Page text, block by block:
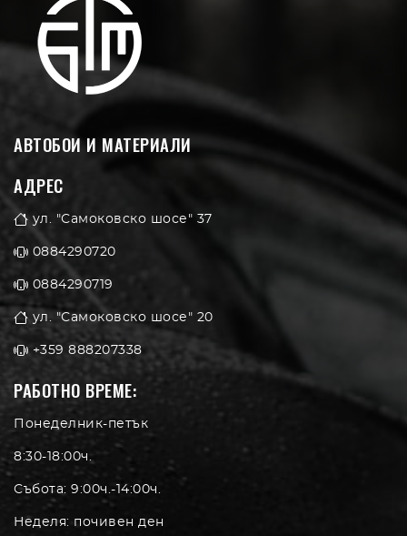
АВТОБОИ И МАТЕРИАЛИ
АДРЕС
ул. "Самоковско шосе" 37
0884290720
0884290719
ул. "Самоковско шосе" 20
+359 888207338
РАБОТНО ВРЕМЕ:
Понеделник-петък
8:30-18:00ч.
Събота: 9:00ч.-14:00ч.
Неделя: почивен ден